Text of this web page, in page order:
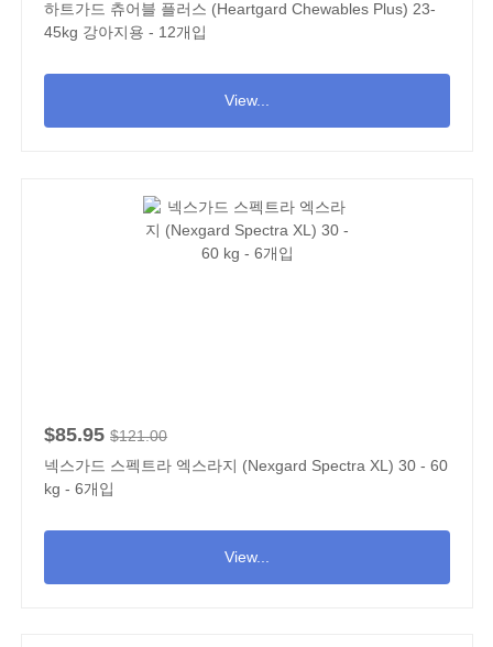
하트가드 츄어블 플러스 (Heartgard Chewables Plus) 23-
45kg 강아지용 - 12개입
View...
$85.95 $121.00
넥스가드 스펙트라 엑스라지 (Nexgard Spectra XL) 30 - 60
kg - 6개입
View...